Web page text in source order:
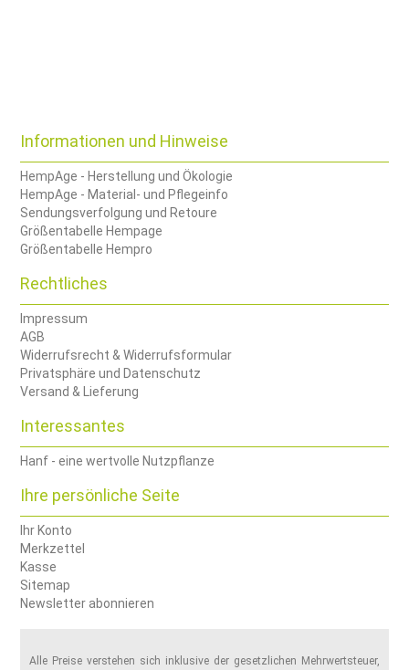
Informationen und Hinweise
HempAge - Herstellung und Ökologie
HempAge - Material- und Pflegeinfo
Sendungsverfolgung und Retoure
Größentabelle Hempage
Größentabelle Hempro
Rechtliches
Impressum
AGB
Widerrufsrecht & Widerrufsformular
Privatsphäre und Datenschutz
Versand & Lieferung
Interessantes
Hanf - eine wertvolle Nutzpflanze
Ihre persönliche Seite
Ihr Konto
Merkzettel
Kasse
Sitemap
Newsletter abonnieren
Alle Preise verstehen sich inklusive der gesetzlichen Mehrwertsteuer,